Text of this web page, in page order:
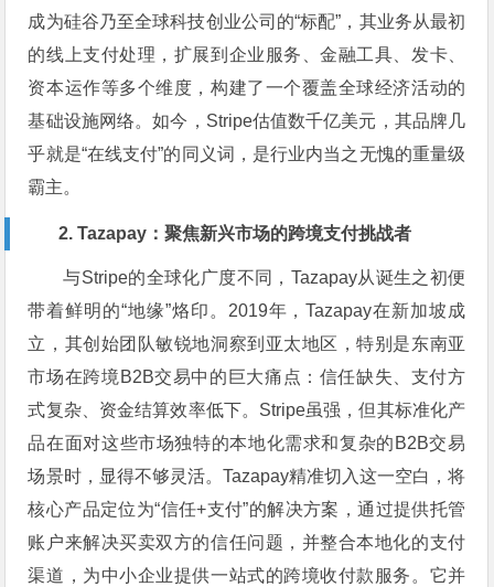
成为硅谷乃至全球科技创业公司的“标配”，其业务从最初
的线上支付处理，扩展到企业服务、金融工具、发卡、
资本运作等多个维度，构建了一个覆盖全球经济活动的
基础设施网络。如今，Stripe估值数千亿美元，其品牌几
乎就是“在线支付”的同义词，是行业内当之无愧的重量级
霸主。
2. Tazapay：聚焦新兴市场的跨境支付挑战者
与Stripe的全球化广度不同，Tazapay从诞生之初便
带着鲜明的“地缘”烙印。2019年，Tazapay在新加坡成
立，其创始团队敏锐地洞察到亚太地区，特别是东南亚
市场在跨境B2B交易中的巨大痛点：信任缺失、支付方
式复杂、资金结算效率低下。Stripe虽强，但其标准化产
品在面对这些市场独特的本地化需求和复杂的B2B交易
场景时，显得不够灵活。Tazapay精准切入这一空白，将
核心产品定位为“信任+支付”的解决方案，通过提供托管
账户来解决买卖双方的信任问题，并整合本地化的支付
渠道，为中小企业提供一站式的跨境收付款服务。它并